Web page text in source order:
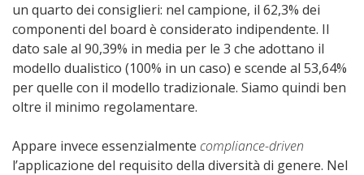
un quarto dei consiglieri: nel campione, il 62,3% dei
componenti del board è considerato indipendente. Il
dato sale al 90,39% in media per le 3 che adottano il
modello dualistico (100% in un caso) e scende al 53,64%
per quelle con il modello tradizionale. Siamo quindi ben
oltre il minimo regolamentare.
Appare invece essenzialmente compliance-driven
l’applicazione del requisito della diversità di genere. Nel